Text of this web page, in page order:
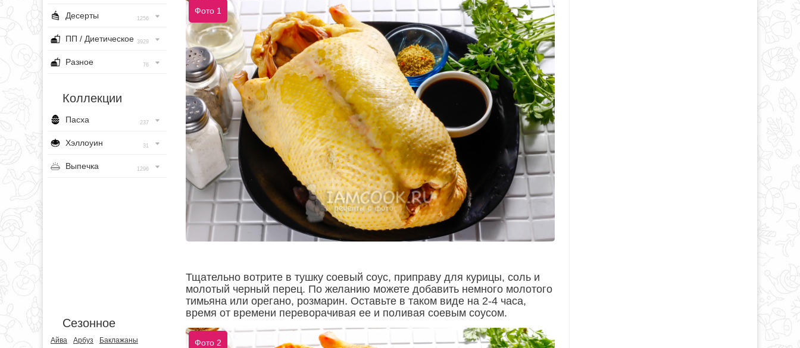
Десерты 1256
ПП / Диетическое 3929
Разное 76
Коллекции
Пасха 237
Хэллоуин 31
Выпечка 1296
Сезонное
Айва Арбуз
Баклажаны
Фото 1
Тщательно вотрите в тушку соевый соус, приправу для курицы, соль и
молотый черный перец. По желанию можете добавить немного молотого
тимьяна или орегано, розмарин. Оставьте в таком виде на 2-4 часа,
время от времени переворачивая ее и поливая соевым соусом.
Фото 2